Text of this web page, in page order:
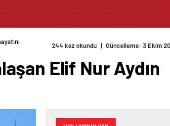
244 kez okundu | Güncelleme: 3 Ekim
Elif Nur Aydın